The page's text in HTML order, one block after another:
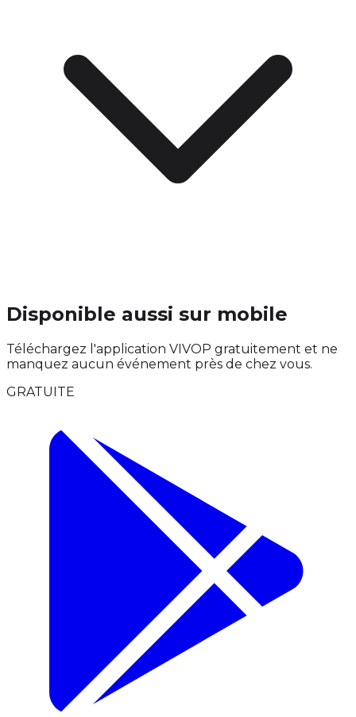
Disponible aussi sur mobile
Téléchargez l'application VIVOP gratuitement et ne
manquez aucun événement près de chez vous.
GRATUITE